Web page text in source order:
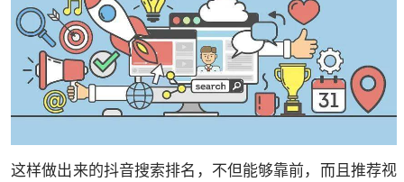
这样做出来的抖音搜索排名，不但能够靠前，而且推荐视